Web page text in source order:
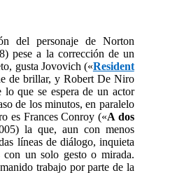
del personaje de Norton
pese a la corrección de un
gusta Jovovich («Resident
de brillar, y Robert De Niro
lo que se espera de un actor
de los minutos, en paralelo
es Frances Conroy («A dos
la que, aun con menos
líneas de diálogo, inquieta
un solo gesto o mirada.
trabajo por parte de la